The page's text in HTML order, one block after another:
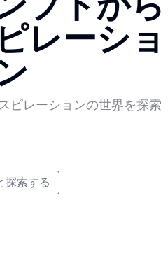
レーショ
ピレーションの世界を探索
探索する